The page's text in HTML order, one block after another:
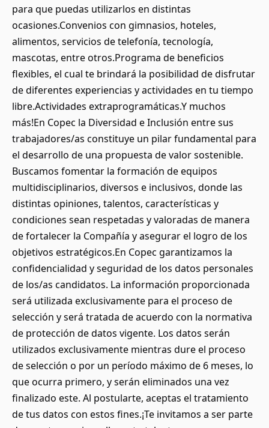
para que puedas utilizarlos en distintas
ocasiones.Convenios con gimnasios, hoteles,
alimentos, servicios de telefonía, tecnología,
mascotas, entre otros.Programa de beneficios
flexibles, el cual te brindará la posibilidad de disfrutar
de diferentes experiencias y actividades en tu tiempo
libre.Actividades extraprogramáticas.Y muchos
más!En Copec la Diversidad e Inclusión entre sus
trabajadores/as constituye un pilar fundamental para
el desarrollo de una propuesta de valor sostenible.
Buscamos fomentar la formación de equipos
multidisciplinarios, diversos e inclusivos, donde las
distintas opiniones, talentos, características y
condiciones sean respetadas y valoradas de manera
de fortalecer la Compañía y asegurar el logro de los
objetivos estratégicos.En Copec garantizamos la
confidencialidad y seguridad de los datos personales
de los/as candidatos. La información proporcionada
será utilizada exclusivamente para el proceso de
selección y será tratada de acuerdo con la normativa
de protección de datos vigente. Los datos serán
utilizados exclusivamente mientras dure el proceso
de selección o por un período máximo de 6 meses, lo
que ocurra primero, y serán eliminados una vez
finalizado este. Al postularte, aceptas el tratamiento
de tus datos con estos fines.¡Te invitamos a ser parte